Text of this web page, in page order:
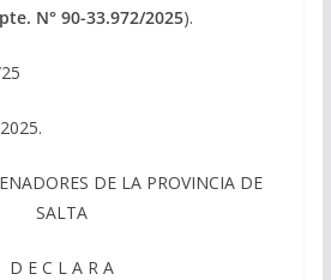
N° 90-33.972/2025).
DE LA PROVINCIA DE
SALTA
D E C L A R A